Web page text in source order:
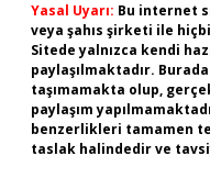
Yasal Uyarı: Bu internet
veya şahıs şirketi ile
Sitede yalnızca kendi
paylaşılmaktadır.
taşımamakta olup,
paylaşım
benzerlikleri tamamen
taslak halindedir ve